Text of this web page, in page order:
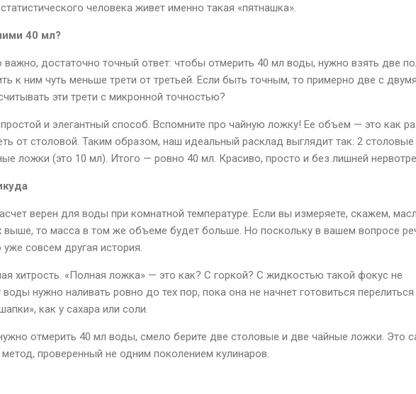
человека живет именно такая «пятнашка».
40 мл?
важно, достаточно точный ответ: чтобы отмерить 40 мл воды, нужно взять две
к ним чуть меньше трети от третьей. Если быть точным, то примерно две с двумя
эти трети с микронной точностью?
и элегантный способ. Вспомните про чайную ложку! Ее объем — это как
от столовой. Таким образом, наш идеальный расклад выглядит так: 2 столовые
ложки (это 10 мл). Итого — ровно 40 мл. Красиво, просто и без лишней
верен для воды при комнатной температуре. Если вы измеряете, скажем,
выше, то масса в том же объеме будет больше. Но поскольку в вашем вопросе
совсем другая история.
хитрость. «Полная ложка» — это как? С горкой? С жидкостью такой фокус не
нужно наливать ровно до тех пор, пока она не начнет готовиться перелиться
как у сахара или соли.
отмерить 40 мл воды, смело берите две столовые и две чайные ложки. Это
проверенный не одним поколением кулинаров.